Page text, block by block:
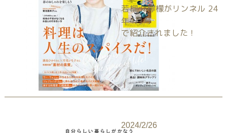
若榴da檸檬がリンネル 24
年4月号
で紹介されました！
2024/2/26